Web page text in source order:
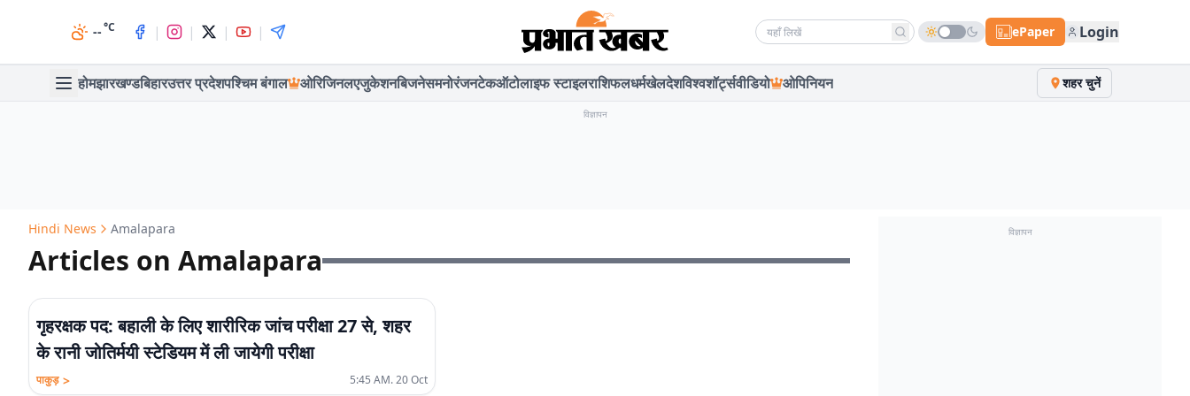
--°C | | | | Search news ePaper Login
होमझारखण्डबिहारउत्तर प्रदेशपश्चिम बंगाल ओरिजिनलएजुकेशनबिजनेसमनोरंजनटेकऑटोलाइफ स्टाइलराशिफलधर्मखेलदेशविश्वशॉर्ट्सवीडियो ओपिनियन शहर चुनें
विज्ञापन
Hindi News Amalapara
Articles on Amalapara
गृहरक्षक पद: बहाली के लिए शारीरिक जांच परीक्षा 27 से, शहर
के रानी जोतिर्मयी स्टेडियम में ली जायेगी परीक्षा
पाकुड़ > 5:45 AM. 20 Oct
विज्ञापन